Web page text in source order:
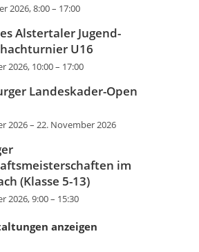
2026, 8:00– 17:00
Alstertaler Jugend-
U16
2026, 10:00– 17:00
Landeskader-Open
2026– 22. November 2026
im
(Klasse 5-13)
2026, 9:00– 15:30
anzeigen